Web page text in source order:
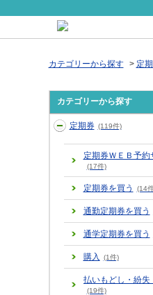
カテゴリーから探す > 定
カテゴリーから探す
定期券 (119件)
定期券ＷＥＢ予約
(17件)
定期券を買う (14
通勤定期券を買う
通学定期券を買う
購入 (1件)
払いもどし・紛失
(19件)